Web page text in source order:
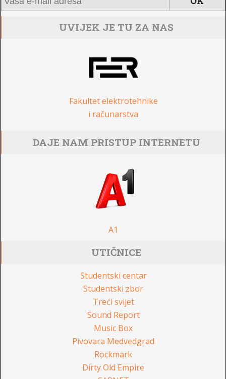
UVIJEK JE TU ZA NAS
Fakultet elektrotehnike
i računarstva
DAJE NAM PRISTUP INTERNETU
A1
UTIČNICE
Studentski centar
Studentski zbor
Treći svijet
Sound Report
Music Box
Pivovara Medvedgrad
Rockmark
Dirty Old Empire